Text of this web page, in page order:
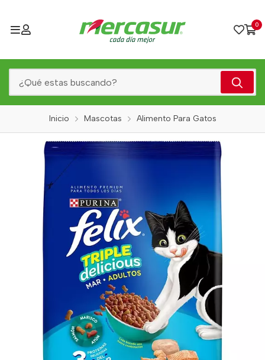
0
Inicio Mascotas Alimento Para Gatos